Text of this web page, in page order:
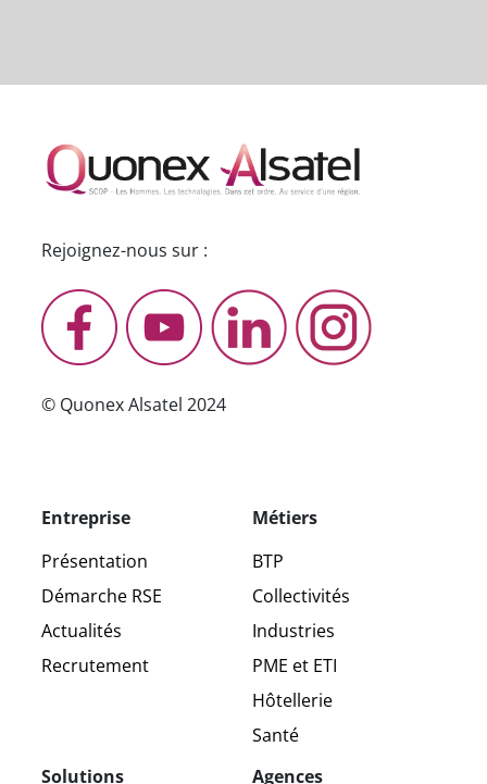
Rejoignez-nous sur :
© Quonex Alsatel 2024
Entreprise
Présentation
Démarche RSE
Actualités
Recrutement
Métiers
BTP
Collectivités
Industries
PME et ETI
Hôtellerie
Santé
Solutions
Agences